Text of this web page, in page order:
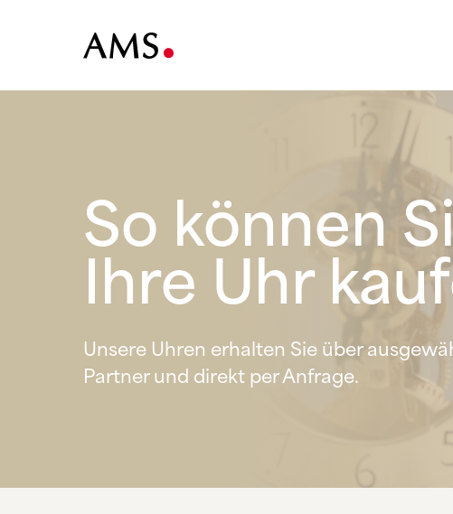
So können
Ihre Uhr
Unsere Uhren erhalten Sie über
Partner und direkt per Anfrage.